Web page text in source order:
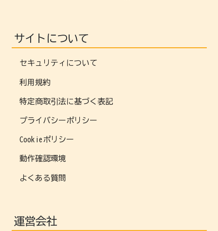
サイトについて
セキュリティについて
利用規約
特定商取引法に基づく表記
プライバシーポリシー
Cookieポリシー
動作確認環境
よくある質問
運営会社